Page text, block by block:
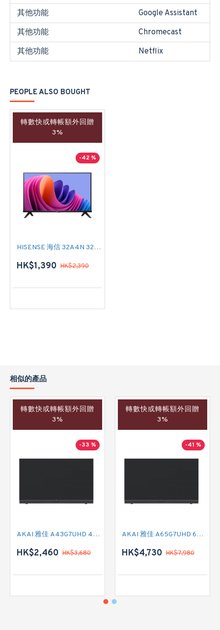
其他功能
Google Assistant
其他功能
Chromecast
其他功能
Netflix
PEOPLE ALSO BOUGHT
轉數快或轉帳額外回贈
3%
-42 %
HISENSE 海信 32A4N 32吋 SMART TV
HK$1,390 HK$2,390
相似的產品
轉數快或轉帳額外回贈
3%
-33 %
AKAI 雅佳 A43G7UHD 43吋 4K SMART TV
HK$2,460 HK$3,680
轉數快或轉帳額外回贈
3%
-41 %
AKAI 雅佳 A65G7UHD 65吋 4K SMART TV
HK$4,730 HK$7,980